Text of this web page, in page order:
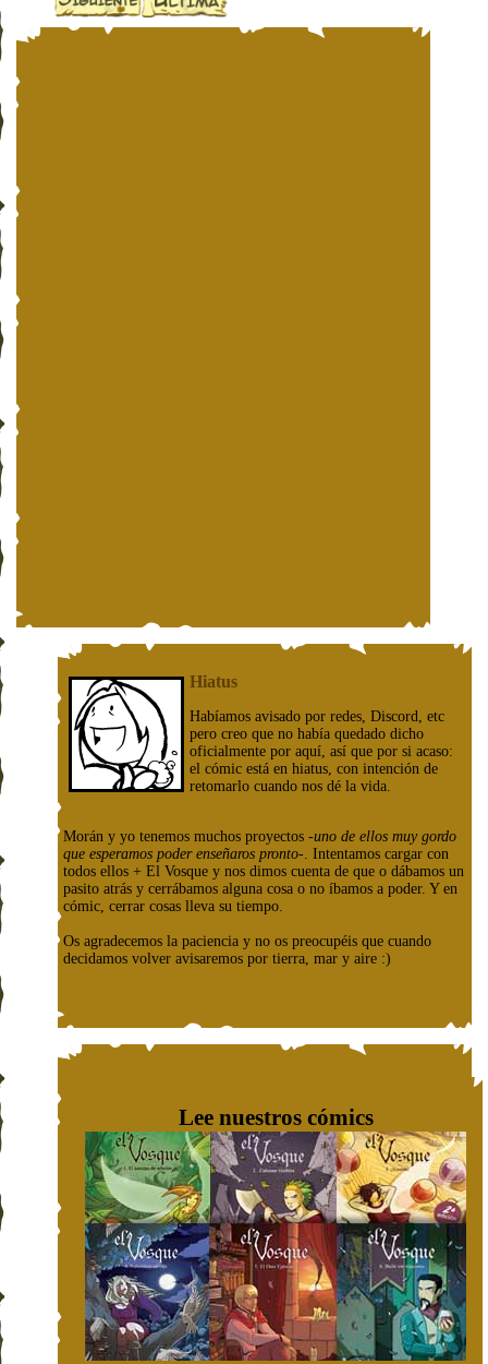
Hiatus
Habíamos avisado por redes, Discord, etc
pero creo que no había quedado dicho
oficialmente por aquí, así que por si acaso:
el cómic está en hiatus, con intención de
retomarlo cuando nos dé la vida.
Morán y yo tenemos muchos proyectos -uno de ellos muy gordo
que esperamos poder enseñaros pronto-. Intentamos cargar con
todos ellos + El Vosque y nos dimos cuenta de que o dábamos un
pasito atrás y cerrábamos alguna cosa o no íbamos a poder. Y en
cómic, cerrar cosas lleva su tiempo.
Os agradecemos la paciencia y no os preocupéis que cuando
decidamos volver avisaremos por tierra, mar y aire :)
Lee nuestros cómics